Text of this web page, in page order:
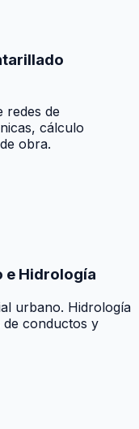
redes de
cálculo
obra.
e Hidrología
urbano. Hidrología
de conductos y